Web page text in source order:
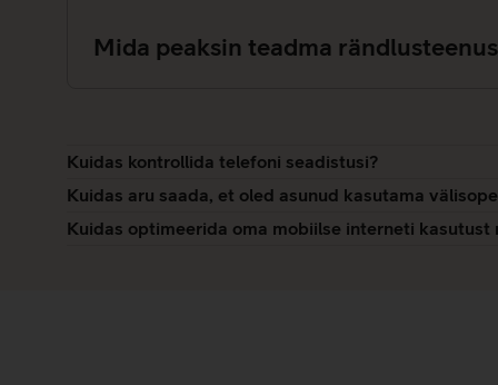
Mida peaksin teadma
Kuidas kontrollida telefoni seadistusi?
Kuidas aru saada, et oled asunud kasutama
Kuidas optimeerida oma mobiilse interneti kasutust